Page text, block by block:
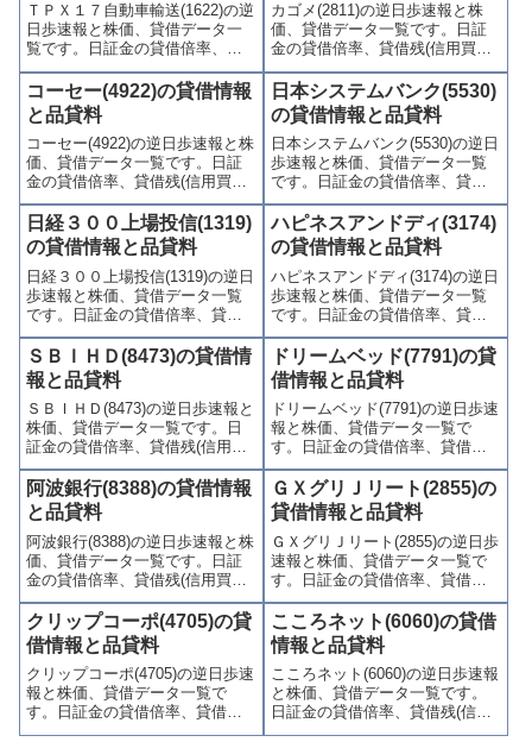
ＴＰＸ１７自動車輸送(1622)の逆
日歩速報と株価、貸借データ一
覧です。日証金の貸借倍率、貸
借残(信用買残、信用売残)、品貸
料(逆日歩)、東証の週末残高、規
制(注意喚起・申込停止)など、空
売り関連情報を集計し、図解で
わかりやすくまとめて掲載して
います。
カゴメ(2811)の逆日歩速報と株
価、貸借データ一覧です。日証
金の貸借倍率、貸借残(信用買
残、信用売残)、品貸料(逆日
歩)、東証の週末残高、規制(注意
喚起・申込停止)など、空売り関
連情報を集計し、図解でわかり
やすくまとめて掲載していま
す。
コーセー(4922)の貸借情報
と品貸料
コーセー(4922)の逆日歩速報と株
価、貸借データ一覧です。日証
金の貸借倍率、貸借残(信用買
残、信用売残)、品貸料(逆日
歩)、東証の週末残高、規制(注意
喚起・申込停止)など、空売り関
連情報を集計し、図解でわかり
やすくまとめて掲載していま
す。
日本システムバンク(5530)
の貸借情報と品貸料
日本システムバンク(5530)の逆日
歩速報と株価、貸借データ一覧
です。日証金の貸借倍率、貸借
残(信用買残、信用売残)、品貸料
(逆日歩)、東証の週末残高、規制
(注意喚起・申込停止)など、空売
り関連情報を集計し、図解でわ
かりやすくまとめて掲載してい
ます。
日経３００上場投信(1319)
の貸借情報と品貸料
日経３００上場投信(1319)の逆日
歩速報と株価、貸借データ一覧
です。日証金の貸借倍率、貸借
残(信用買残、信用売残)、品貸料
(逆日歩)、東証の週末残高、規制
(注意喚起・申込停止)など、空売
り関連情報を集計し、図解でわ
かりやすくまとめて掲載してい
ます。
ハピネスアンドディ(3174)
の貸借情報と品貸料
ハピネスアンドディ(3174)の逆日
歩速報と株価、貸借データ一覧
です。日証金の貸借倍率、貸借
残(信用買残、信用売残)、品貸料
(逆日歩)、東証の週末残高、規制
(注意喚起・申込停止)など、空売
り関連情報を集計し、図解でわ
かりやすくまとめて掲載してい
ます。
ＳＢＩＨＤ(8473)の貸借情
報と品貸料
ＳＢＩＨＤ(8473)の逆日歩速報と
株価、貸借データ一覧です。日
証金の貸借倍率、貸借残(信用買
残、信用売残)、品貸料(逆日
歩)、東証の週末残高、規制(注意
喚起・申込停止)など、空売り関
連情報を集計し、図解でわかり
やすくまとめて掲載していま
す。
ドリームベッド(7791)の貸
借情報と品貸料
ドリームベッド(7791)の逆日歩速
報と株価、貸借データ一覧で
す。日証金の貸借倍率、貸借残
(信用買残、信用売残)、品貸料
(逆日歩)、東証の週末残高、規制
(注意喚起・申込停止)など、空売
り関連情報を集計し、図解でわ
かりやすくまとめて掲載してい
ます。
阿波銀行(8388)の貸借情報
と品貸料
阿波銀行(8388)の逆日歩速報と株
価、貸借データ一覧です。日証
金の貸借倍率、貸借残(信用買
残、信用売残)、品貸料(逆日
歩)、東証の週末残高、規制(注意
喚起・申込停止)など、空売り関
連情報を集計し、図解でわかり
やすくまとめて掲載していま
す。
ＧＸグリＪリート(2855)の
貸借情報と品貸料
ＧＸグリＪリート(2855)の逆日歩
速報と株価、貸借データ一覧で
す。日証金の貸借倍率、貸借残
(信用買残、信用売残)、品貸料
(逆日歩)、東証の週末残高、規制
(注意喚起・申込停止)など、空売
り関連情報を集計し、図解でわ
かりやすくまとめて掲載してい
ます。
クリップコーポ(4705)の貸
借情報と品貸料
クリップコーポ(4705)の逆日歩速
報と株価、貸借データ一覧で
す。日証金の貸借倍率、貸借残
(信用買残、信用売残)、品貸料
こころネット(6060)の貸借
情報と品貸料
こころネット(6060)の逆日歩速報
と株価、貸借データ一覧です。
日証金の貸借倍率、貸借残(信用
買残、信用売残)、品貸料(逆日